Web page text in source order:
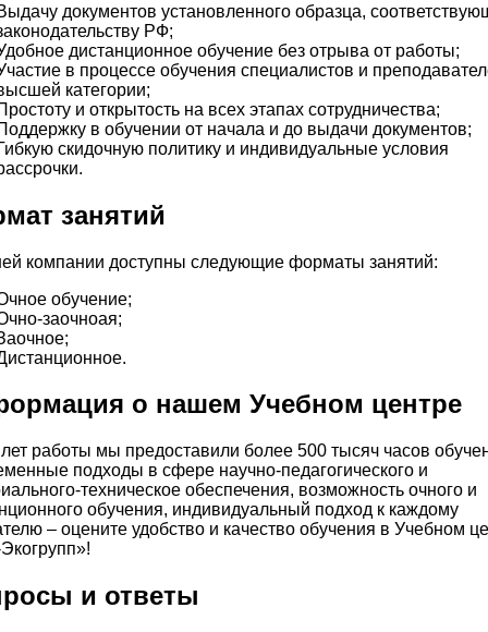
документов установленного образца,
РФ;
дистанционное обучение без отрыва от работы;
в процессе обучения специалистов и
категории;
и открытость на всех этапах сотрудничества;
в обучении от начала и до выдачи документов;
скидочную политику и индивидуальные условия
занятий
компании доступны следующие форматы занятий:
обучение;
заочноая;
о нашем Учебном центре
работы мы предоставили более 500 тысяч часов
подходы в сфере научно-педагогического и
техническое обеспечения, возможность очного и
обучения, индивидуальный подход к каждому
– оцените удобство и качество обучения в Учебном
и ответы